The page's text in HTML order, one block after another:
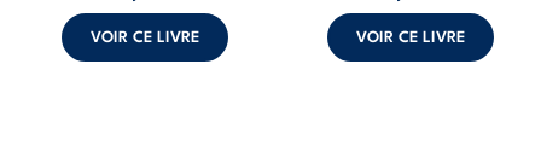
VOIR CE LIVRE
peuvent ...
VOIR CE LIVRE